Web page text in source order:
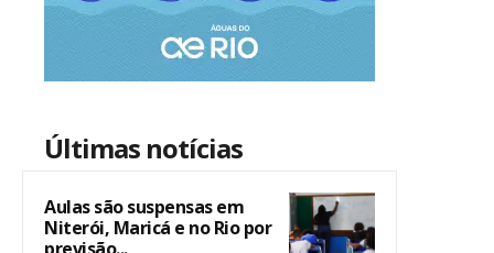
Últimas notícias
Aulas são suspensas em
Niterói, Maricá e no Rio por
previsão...